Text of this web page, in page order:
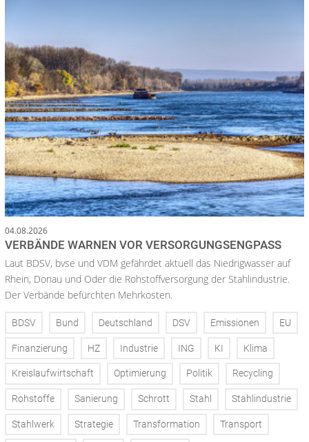
04.08.2026
VERBÄNDE WARNEN VOR VERSORGUNGSENGPASS
Laut BDSV, bvse und VDM gefährdet aktuell das Niedrigwasser auf
Rhein, Donau und Oder die Rohstoffversorgung der Stahlindustrie.
Der Verbände befürchten Mehrkosten.
BDSV Bund Deutschland DSV Emissionen EU
Finanzierung HZ Industrie ING KI Klima
Kreislaufwirtschaft Optimierung Politik Recycling
Rohstoffe Sanierung Schrott Stahl Stahlindustrie
Stahlwerk Strategie Transformation Transport